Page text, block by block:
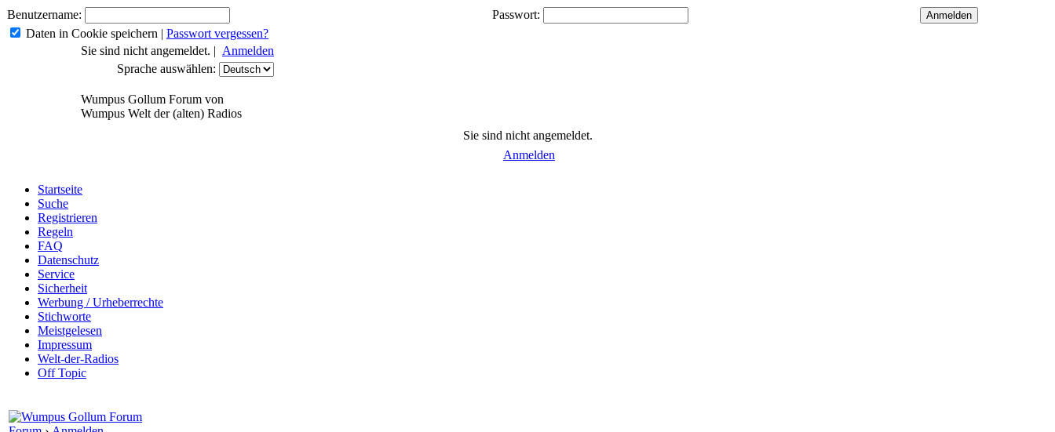
Benutzername:
Passwort:
Daten in Cookie speichern | Passwort vergessen?
Sie sind nicht angemeldet. | Anmelden
Sprache auswählen:
Wumpus Gollum Forum von
Wumpus Welt der (alten) Radios
Sie sind nicht angemeldet.
Anmelden
Startseite
Suche
Registrieren
Regeln
FAQ
Datenschutz
Service
Sicherheit
Werbung / Urheberrechte
Stichworte
Meistgelesen
Impressum
Welt-der-Radios
Off Topic